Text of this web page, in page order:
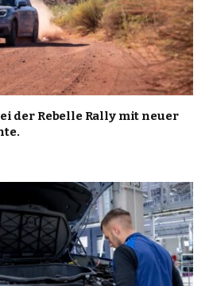
der Rebelle Rally mit neuer